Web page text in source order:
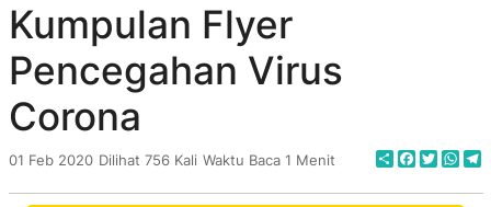
Kumpulan Flyer
Pencegahan Virus
Corona
01 Feb 2020 Dilihat 756 Kali Waktu Baca 1 Menit Share